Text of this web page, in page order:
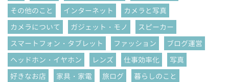
その他のこと
インターネット
カメラと写真
カメラについて
ガジェット・モノ
スピーカー
スマートフォン・タブレット
ファッション
ブログ運営
ヘッドホン・イヤホン
レンズ 仕事効率化
写真
好きなお店
家具・家電 旅ログ
暮らしのこと